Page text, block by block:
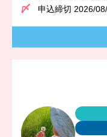
申込締切 2026/